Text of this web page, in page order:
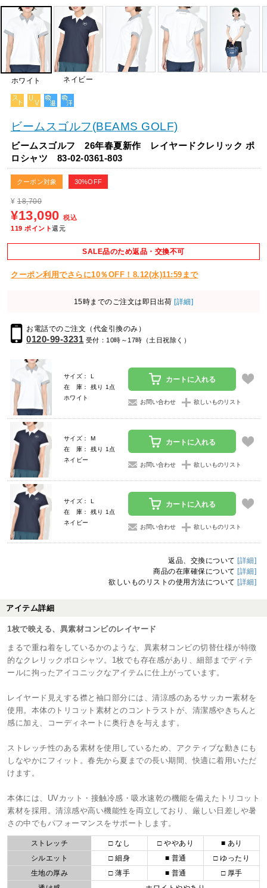
ホワイト ネイビー
ビームスゴルフ(BEAMS GOLF)
ビームスゴルフ 26年春夏新作 レイヤードクレリック ポ
ロシャツ 83-02-0361-803
クーポン対象 30%OFF
¥ 18,700
¥13,090 税込
119 ポイント還元
SALE品のため返品・交換不可
クーポン利用でさらに10％OFF！8.12(水)11:59まで
15時までのご注文は即日出荷 [詳細]
お電話でのご注文（代金引換のみ）
0120-99-3231 受付：10時～17時（土日祝除く）
サイズ： L
在 庫： 残り 1点
ホワイト
カートに入れる
お問い合わせ 欲しいものリスト
サイズ： M
在 庫： 残り 1点
ネイビー
カートに入れる
お問い合わせ 欲しいものリスト
サイズ： L
在 庫： 残り 1点
ネイビー
カートに入れる
お問い合わせ 欲しいものリスト
返品、交換について [詳細]
商品の在庫確保について [詳細]
欲しいものリストの使用方法について [詳細]
アイテム詳細
1枚で映える、異素材コンビのレイヤード
まるで重ね着をしているかのような、異素材コンビの切替仕様が特徴
的なクレリックポロシャツ。1枚でも存在感があり、細部までディテ
ールに拘ったアイコニックなアイテムに仕上がっています。
レイヤード見えする襟と袖口部分には、清涼感のあるサッカー素材を
使用。本体のトリコット素材とのコントラストが、清潔感やきちんと
感に加え、コーディネートに奥行きを与えます。
ストレッチ性のある素材を使用しているため、アクティブな動きにも
しなやかにフィット。春先から夏までの長い期間、快適に着用いただ
けます。
本体には、UVカット・接触冷感・吸水速乾の機能を備えたトリコット
素材を採用。清涼感や高い機能性を両立しており、厳しい日差しや暑
さの中でもパフォーマンスをサポートします。
ストレッチ □ なし □ ややあり
■ あり
シルエット
□ 細身 ■ 普通
□ ゆったり
生地の厚み
□ 薄手 ■ 普通
□ 厚手